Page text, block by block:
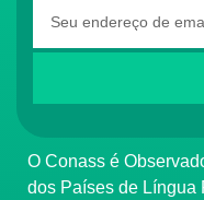
O Conass é Observador Consultivo da Comunidade
dos Países de Língua